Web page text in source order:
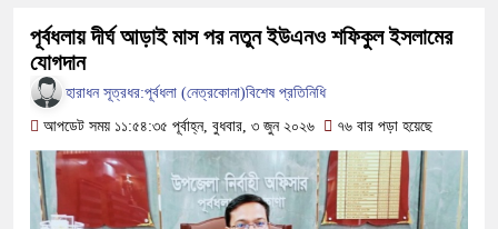
উত্তাল সেই দিনগুলো: জুলাই
দিনের সাধারণ ছুটি
আন্দোলনের উত্তাল পরিস্থিতিতে
জাতীয় মৎস্য পক্ষ সফল করতে শেরপুরে
যেকোনো বিশৃঙ্খলা প্রতিহত করতে
পূর্বধলায় দীর্ঘ আড়াই মাস পর নতুন ইউএনও শফিকুল ইসলামের
যোগদান
​হারাধন সূত্রধর:পূর্বধলা (নেত্রকোনা)বিশেষ প্রতিনিধি
আপডেট সময় ১১:৫৪:৩৫ পূর্বাহ্ন, বুধবার, ৩ জুন ২০২৬
৭৬ বার পড়া হয়েছে